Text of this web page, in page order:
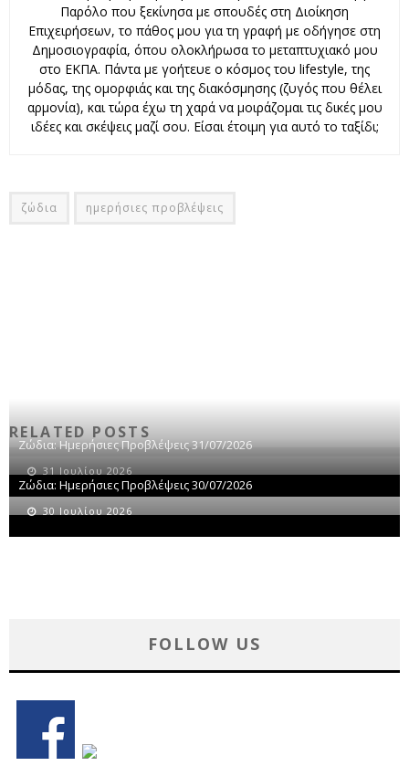
Παρόλο που ξεκίνησα με σπουδές στη Διοίκηση
Επιχειρήσεων, το πάθος μου για τη γραφή με οδήγησε στη
Δημοσιογραφία, όπου ολοκλήρωσα το μεταπτυχιακό μου
στο ΕΚΠΑ. Πάντα με γοήτευε ο κόσμος του lifestyle, της
μόδας, της ομορφιάς και της διακόσμησης (ζυγός που θέλει
αρμονία), και τώρα έχω τη χαρά να μοιράζομαι τις δικές μου
ιδέες και σκέψεις μαζί σου. Είσαι έτοιμη για αυτό το ταξίδι;
ζώδια ημερήσιες προβλέψεις
RELATED POSTS
Ζώδια: Ημερήσιες Προβλέψεις 31/07/2026
31 Ιουλίου 2026
Ζώδια: Ημερήσιες Προβλέψεις 30/07/2026
30 Ιουλίου 2026
FOLLOW US